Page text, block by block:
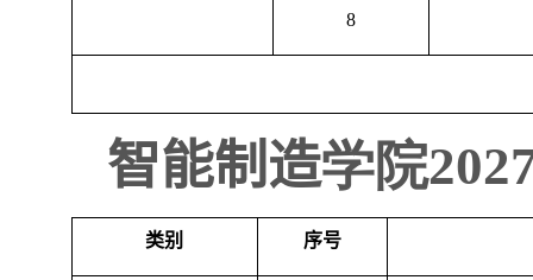
8
智能制造学院202
类别 序号